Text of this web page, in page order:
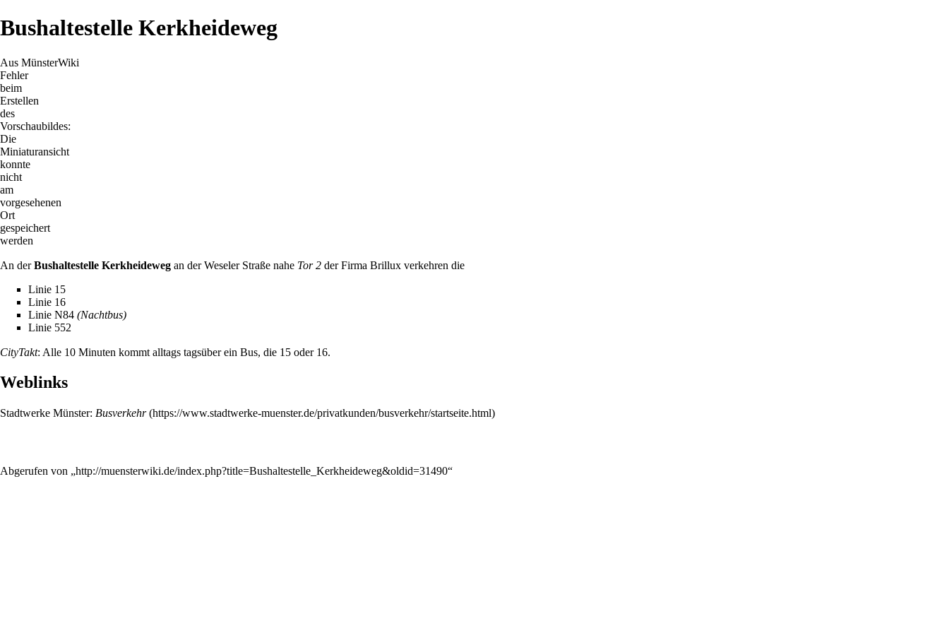
Bushaltestelle Kerkheideweg
Aus MünsterWiki
Fehler
beim
Erstellen
des
Vorschaubildes:
Die
Miniaturansicht
konnte
nicht
am
vorgesehenen
Ort
gespeichert
werden
An derBushaltestelle Kerkheideweg an derWeseler Straße nahe Tor 2 der Firma Brillux verkehren die
Linie 15
Linie 16
Linie N84 (Nachtbus)
Linie 552
CityTakt: Alle 10 Minuten kommt alltags tagsüber ein Bus, die 15 oder 16.
Weblinks
Stadtwerke Münster: Busverkehr
Abgerufen von „http://muensterwiki.de/index.php?title=Bushaltestelle_Kerkheideweg&oldid=31490“